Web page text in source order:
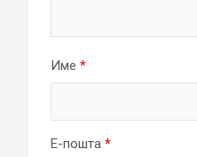
Име *
Е-пошта *